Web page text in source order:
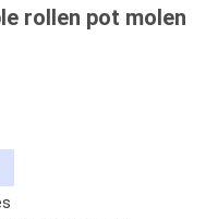
rollen pot molen